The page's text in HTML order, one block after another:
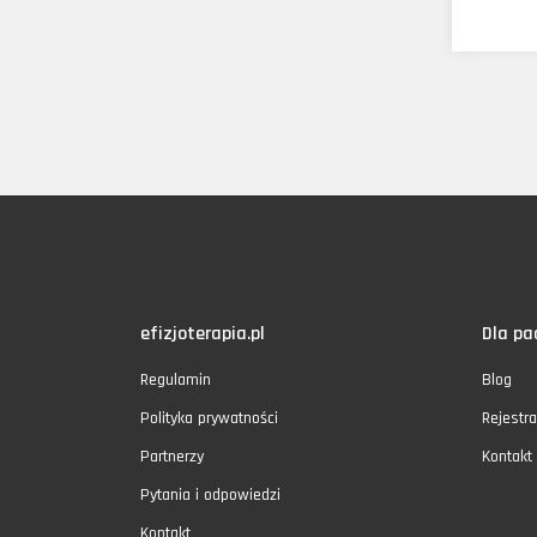
efizjoterapia.pl
Regulamin
Polityka prywatności
Partnerzy
Pytania i odpowiedzi
Dla
Blog
Kontakt